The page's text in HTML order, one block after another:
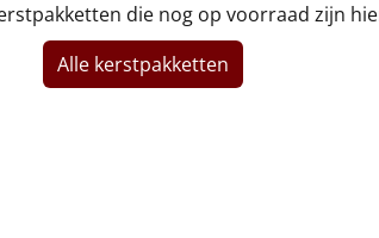
die nog op voorraad zijn
Alle kerstpakketten